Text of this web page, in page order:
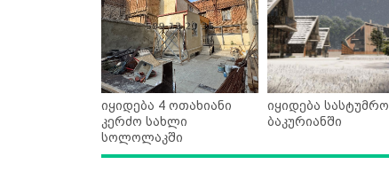
იყიდება 4 ოთახიანი
კერძო სახლი
სოლოლაკში
იყიდება სასტუმრო
ბაკურიანში